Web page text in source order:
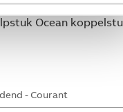
Ocean
- Courant